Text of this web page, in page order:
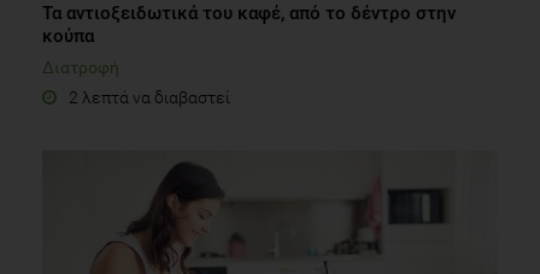
Τα αντιοξειδωτικά του καφέ, από το δέντρο στην
κούπα
Διατροφή
2 λεπτά να διαβαστεί